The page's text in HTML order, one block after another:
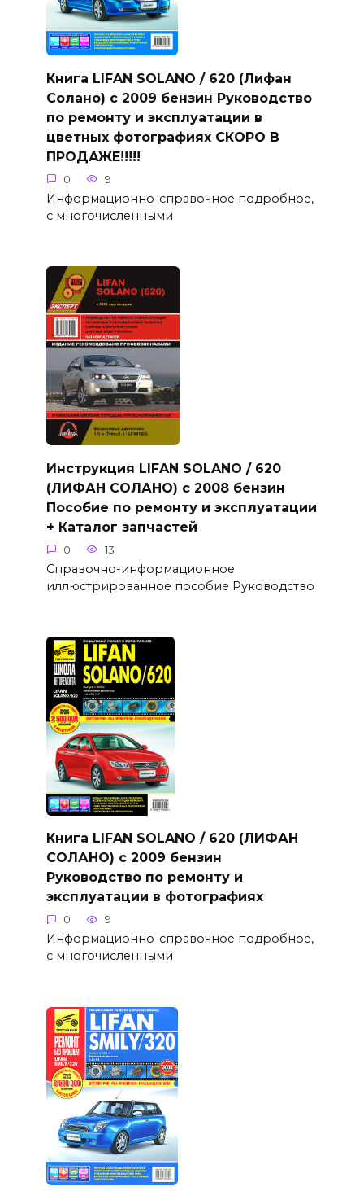
Книга LIFAN SOLANO / 620 (Лифан
Солано) с 2009 бензин Руководство
по ремонту и эксплуатации в
цветных фотографиях СКОРО В
ПРОДАЖЕ!!!!!
0 9
Информационно-справочное подробное,
с многочисленными
Инструкция LIFAN SOLANO / 620
(ЛИФАН СОЛАНО) с 2008 бензин
Пособие по ремонту и эксплуатации
+ Каталог запчастей
0 13
Справочно-информационное
иллюстрированное пособие Руководство
Книга LIFAN SOLANO / 620 (ЛИФАН
СОЛАНО) с 2009 бензин
Руководство по ремонту и
эксплуатации в фотографиях
0 9
Информационно-справочное подробное,
с многочисленными